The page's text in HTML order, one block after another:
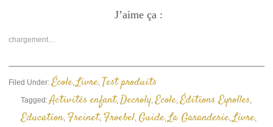
Facebook(ouvre
dans
Twitter(ouvre
dans
dans
fenêtre)
J’aime ça :
chargement…
Filed Under:École,Livre, Test produits
Tagged:Activités enfant, Decroly,Ecole,Éditions Eyrolles,
Education, Freinet, Froebel, Guide,La Garanderie,Livre,